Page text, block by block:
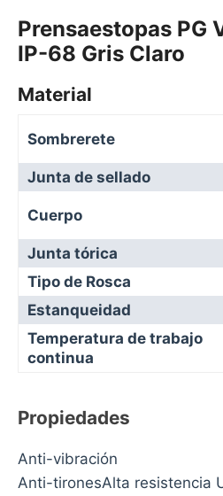
Prensaestopas PG
IP-68 Gris Claro
Material
Sombrerete
Junta de sellado
Cuerpo
Junta tórica
Tipo de Rosca
Estanqueidad
Temperatura de trabajo
continua
Propiedades
Anti-vibración
Anti-tironesAlta resistencia